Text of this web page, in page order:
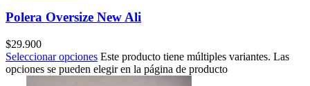
Polera Oversize New Ali
$29.900
Seleccionar opciones Este producto tiene múltiples variantes. Las
opciones se pueden elegir en la página de producto